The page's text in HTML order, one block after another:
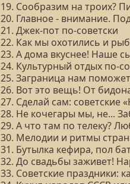
19. Сообразим на троих?
20. Главное - внимание.
21. Джек-пот по-советски
22. Как мы охотились и
23. А дома вкуснее! Наше
24. Культурный отдых по-
25. Заграница нам
26. Вот это вещь! От
27. Сделай сам: советские
28. Не кочегары мы, не...
29. А что там по телеку?
30. Мелодии и ритмы
31. Бутылка кефира, пол
32. До свадьбы заживет!
33. Советские праздники: